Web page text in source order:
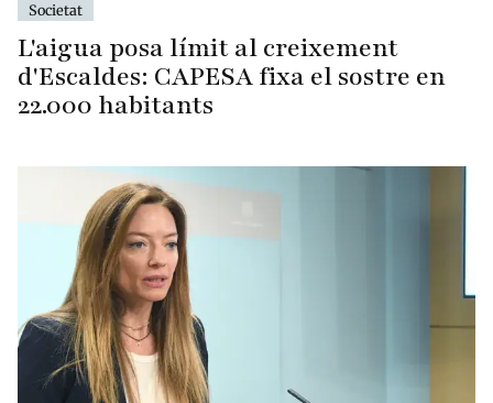
Societat
L'aigua posa límit al creixement
d'Escaldes: CAPESA fixa el sostre en
22.000 habitants